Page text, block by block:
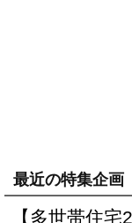
最近の特集企画
【多世帯住